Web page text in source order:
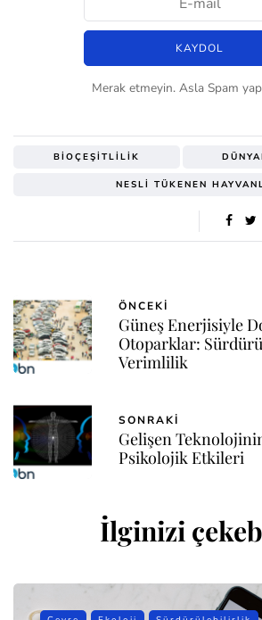
Merak etmeyin. Asla Spam
BIOÇEŞITLILIK
NESLI TÜKENEN
ÖNCEKI
Güneş Enerjisiyle
Otoparklar:
Verimlilik
SONRAKI
Gelişen
Psikolojik Etkileri
İlginizi